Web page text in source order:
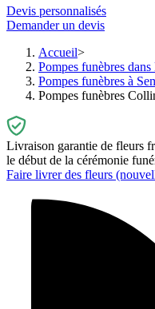
Devis personnalisés
Demander un devis
Accueil
Pompes funèbres dans
Pompes funèbres à
Pompes funèbres
Livraison garantie de fleurs
le début de la cérémonie
Faire livrer des fleurs